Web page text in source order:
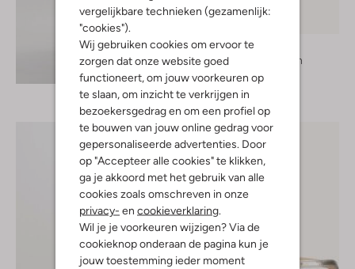
vergelijkbare technieken (gezamenlijk:
"cookies").
Wij gebruiken cookies om ervoor te
zorgen dat onze website goed
functioneert, om jouw voorkeuren op
te slaan, om inzicht te verkrijgen in
bezoekersgedrag en om een profiel op
te bouwen van jouw online gedrag voor
gepersonaliseerde advertenties. Door
op "Accepteer alle cookies" te klikken,
ga je akkoord met het gebruik van alle
cookies zoals omschreven in onze
privacy- en cookieverklaring.
Wil je je voorkeuren wijzigen? Via de
cookieknop onderaan de pagina kun je
jouw toestemming ieder moment
Ontdek de look
Notre-V
Oorbellen
€ 24,95